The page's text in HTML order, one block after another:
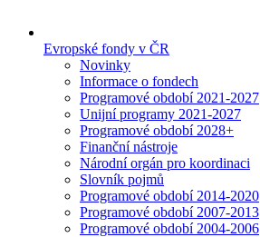
Evropské fondy v ČR
Novinky
Informace o fondech
Programové období 2021-2027
Unijní programy 2021-2027
Programové období 2028+
Finanční nástroje
Národní orgán pro koordinaci
Slovník pojmů
Programové období 2014-2020
Programové období 2007-2013
Programové období 2004-2006